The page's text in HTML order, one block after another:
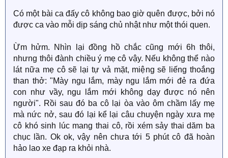
Có một bài ca đấy cô không bao giờ quên được, bởi nó
được ca vào mỗi dịp sáng chủ nhật như một thói quen.
Ừm hửm. Nhìn lại đồng hồ chắc cũng mới 6h thôi,
nhưng thôi đành chiều ý mẹ cô vậy. Nếu không thể nào
lát nữa mẹ cô sẽ lại tự vả mặt, miệng sẽ liếng thoắng
than thở: "Mày ngu lắm, mày ngu lắm mới đẻ ra đứa
con như vầy, ngu lắm mới không dạy được nó nên
người". Rồi sau đó ba cô lại òa vào ôm chầm lấy mẹ
mà nức nở, sau đó lại kể lại câu chuyện ngày xưa mẹ
cô khó sinh lúc mang thai cô, rồi xém sảy thai dăm ba
chục lần. Ok ok, vậy nên chưa tới 5 phút cô đã hoàn
hảo lao xe đạp ra khỏi nhà.